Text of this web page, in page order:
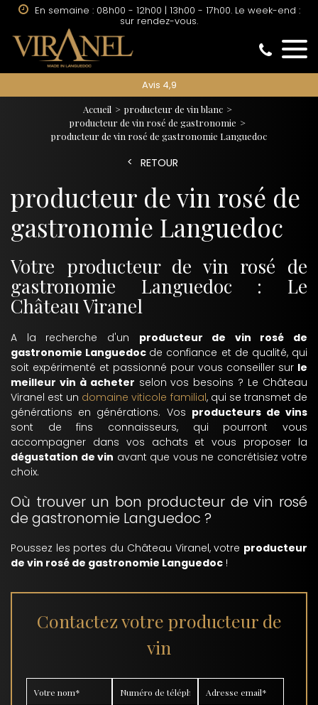
sur rendez-vous.
Avis 4,9
Accueil
producteur de vin blanc
producteur de vin rosé de gastronomie
producteur de vin rosé de gastronomie Languedoc
RETOUR
producteur de vin rosé de
gastronomie Languedoc
Votre producteur de vin rosé de
gastronomie Languedoc : Le
Château Viranel
A la recherche d'un producteur de vin rosé de
gastronomie Languedoc de confiance et de qualité, qui
soit expérimenté et passionné pour vous conseiller sur le
meilleur vin à acheter selon vos besoins ? Le Château
Viranel est un domaine viticole familial, qui se transmet de
générations en générations. Vos producteurs de vins
sont de fins connaisseurs, qui pourront vous
accompagner dans vos achats et vous proposer la
dégustation de vin avant que vous ne concrétisiez votre
choix.
Où trouver un bon producteur de vin rosé
de gastronomie Languedoc ?
Poussez les portes du Château Viranel, votre producteur
de vin rosé de gastronomie Languedoc !
Contactez votre producteur de
vin